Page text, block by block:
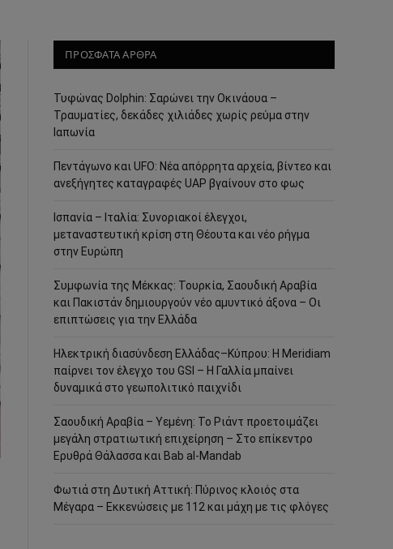
ΠΡΟΣΦΑΤΑ ΑΡΘΡΑ
Τυφώνας Dolphin: Σαρώνει την Οκινάουα –
Τραυματίες, δεκάδες χιλιάδες χωρίς ρεύμα στην
Ιαπωνία
Πεντάγωνο και UFO: Νέα απόρρητα αρχεία, βίντεο και
ανεξήγητες καταγραφές UAP βγαίνουν στο φως
Ισπανία – Ιταλία: Συνοριακοί έλεγχοι,
μεταναστευτική κρίση στη Θέουτα και νέο ρήγμα
στην Ευρώπη
Συμφωνία της Μέκκας: Τουρκία, Σαουδική Αραβία
και Πακιστάν δημιουργούν νέο αμυντικό άξονα – Οι
επιπτώσεις για την Ελλάδα
Ηλεκτρική διασύνδεση Ελλάδας–Κύπρου: Η Meridiam
παίρνει τον έλεγχο του GSI – Η Γαλλία μπαίνει
δυναμικά στο γεωπολιτικό παιχνίδι
Σαουδική Αραβία – Υεμένη: Το Ριάντ προετοιμάζει
μεγάλη στρατιωτική επιχείρηση – Στο επίκεντρο
Ερυθρά Θάλασσα και Bab al-Mandab
Φωτιά στη Δυτική Αττική: Πύρινος κλοιός στα
Μέγαρα – Εκκενώσεις με 112 και μάχη με τις φλόγες